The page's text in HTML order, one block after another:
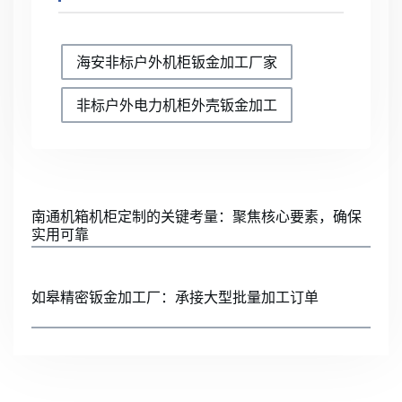
海安非标户外机柜钣金加工厂家
非标户外电力机柜外壳钣金加工
南通机箱机柜定制的关键考量：聚焦核心要素，确保
实用可靠
如皋精密钣金加工厂：承接大型批量加工订单